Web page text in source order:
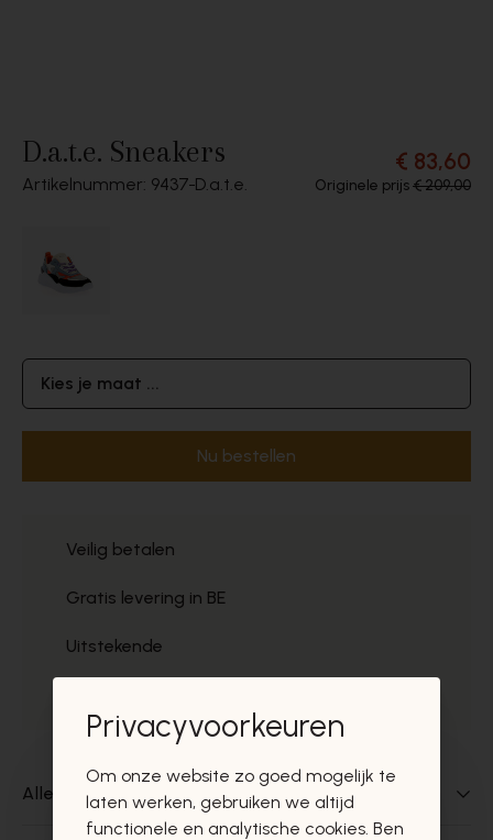
D.a.t.e. Sneakers
Artikelnummer: 9437 D.a.t.e.
€ 83,60
Originele prijs€ 209,00
Kies je maat ...
Nu bestellen
Veilig betalen
Gratis levering in BE
Uitstekende
Alles over dit product
Privacyvoorkeuren
Om onze website zo goed mogelijk te
laten werken, gebruiken we altijd
functionele en analytische cookies. Ben